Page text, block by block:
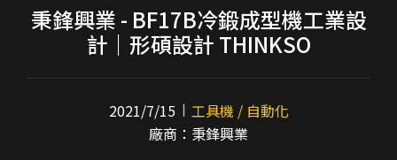
秉鋒興業 - BF17B冷鍛成型機工業設
計｜形碩設計 THINKSO
2021/7/15
工具機 / 自動化
廠商：秉鋒興業